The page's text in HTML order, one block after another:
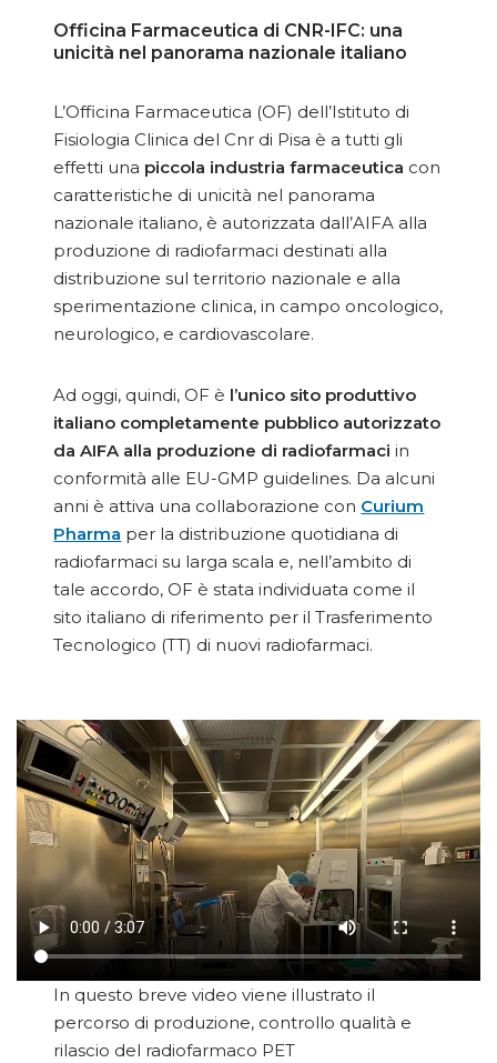
Officina Farmaceutica di CNR-IFC: una
unicità nel panorama nazionale italiano
L’Officina Farmaceutica (OF) dell’Istituto di
Fisiologia Clinica del Cnr di Pisa è a tutti gli
effetti una piccola industria farmaceutica con
caratteristiche di unicità nel panorama
nazionale italiano, è autorizzata dall’AIFA alla
produzione di radiofarmaci destinati alla
distribuzione sul territorio nazionale e alla
sperimentazione clinica, in campo oncologico,
neurologico, e cardiovascolare.
Ad oggi, quindi, OF è l’unico sito produttivo
italiano completamente pubblico autorizzato
da AIFA alla produzione di radiofarmaciin
conformità alle EU-GMP guidelines. Da alcuni
anni è attiva una collaborazione con Curium
Pharma per la distribuzione quotidiana di
radiofarmaci su larga scala e, nell’ambito di
tale accordo, OF è stata individuata come il
sito italiano di riferimento per il Trasferimento
Tecnologico (TT) di nuovi radiofarmaci.
In questo breve video viene illustrato il
percorso di produzione, controllo qualità e
rilascio del radiofarmaco PET